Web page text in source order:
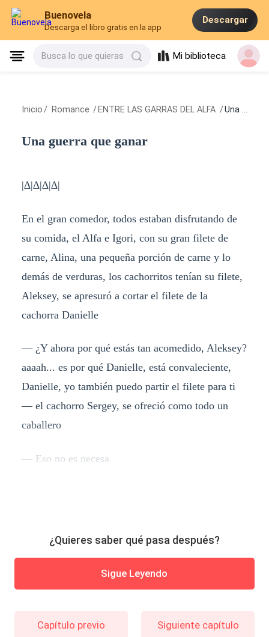
Buenovela
Descarga el libro gratis en la app
Descargar
Busca lo que quieras Mi biblioteca
Inicio / Romance / ENTRE LAS GARRAS DEL ALFA /Una guerra que ganar
Una guerra que ganar
|∆|∆|∆|∆|
En el gran comedor, todos estaban disfrutando de
su comida, el Alfa e Igori, con su gran filete de
carne, Alina, una pequeña porción de carne y lo
demás de verduras, los cachorritos tenían su filete,
Aleksey, se apresuró a cortar el filete de la
cachorra Danielle
— ¿Y ahora por qué estás tan acomedido, Aleksey?
aaaah... es por qué Danielle, está convaleciente,
Danielle, yo también puedo partir el filete para ti
— el cachorro Sergey, se ofreció como todo un
caballero
— Eso no es necesa
¿Quieres saber qué pasa después?
Sigue Leyendo
Capítulo previo Siguiente capítulo